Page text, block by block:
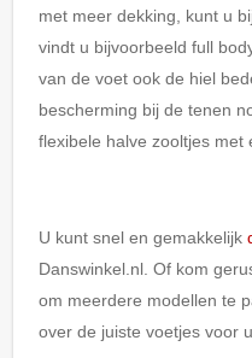
met meer dekking, kunt u
vindt u bijvoorbeeld full
van de voet ook de hiel
bescherming bij de tenen
flexibele halve zooltjes met
U kunt snel en gemakkelijk
Danswinkel.nl. Of kom
om meerdere modellen te
over de juiste voetjes voor u.